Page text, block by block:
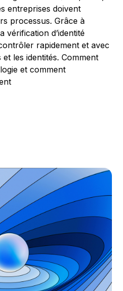
entreprises doivent
processus. Grâce à
vérification d’identité
rapidement et avec
les identités. Comment
et comment